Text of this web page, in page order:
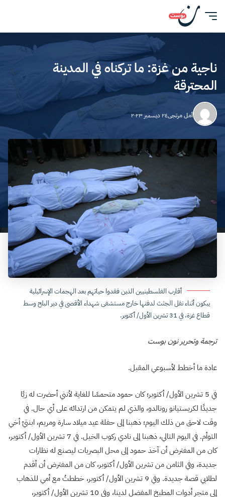
ناجية من غزة: ما تركناه في المدينة
المحترقة
أمل مرتجى٢٤ ديسمبر ٢٠٢٣
أقارب الفلسطينيين الذين فقدوا حياتهم بعد الهجمات الإسرائيلية
يبكون أثناء نقل الجثث لدفنها خارج مستشفى شهداء الأقصى في دير البلح وسط
قطاع غزة، في 31 تشرين الأول/ أكتوبر.
ترجمة وتحرير نون بوست
عادة ما أخطط لأسبوعي المقبل.
في 5 تشرين الأول/ أكتوبر؛ كان حمود متحمسًا للغاية لأنني أحضرت له زيًا
جديدًا لكريستيانو رونالدو، والذي لم يتمكن من ارتدائه على أي حال. في
وقت لاحق من ذلك اليوم؛ ذهبنا إلى حفلة عيد ميلاد سارة ومريم، ابنتيْ أخي
التوأم. في اليوم التالي، ذهبنا إلى نادي ركوب الخيل. في 7 تشرين الأول/ أكتوبر،
كان من المفترض أن آخذ حمود إلى محل البصريات ليصنع له نظارات
جديدة، وفي الثامن من تشرين الأول/ أكتوبر، كان من المفترض أن أقدم
لطلابي قصة جديدة. وفي 9 تشرين الأول/ أكتوبر، خططتُ مع أمي للذهاب
إلى متجر أدوات المطبخ المفضل لدينا، وفي 10 تشرين الأول/ أكتوبر،